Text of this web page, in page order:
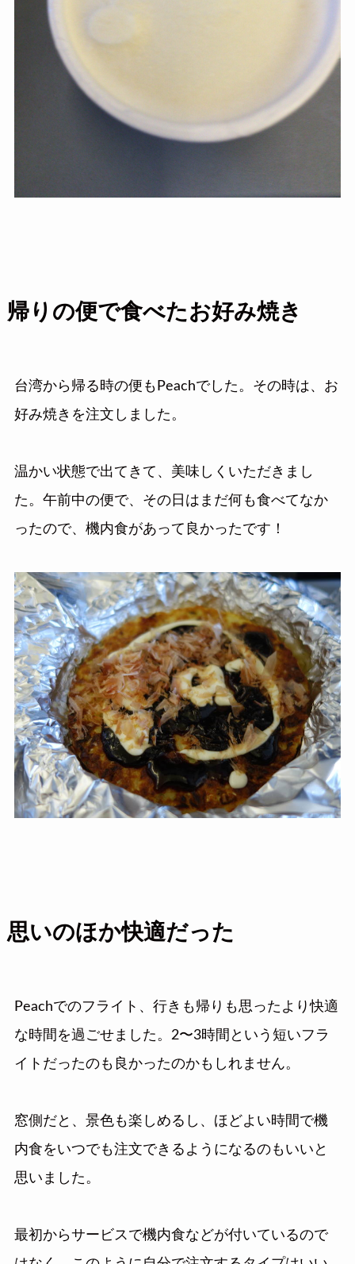
帰りの便で食べたお好み焼き
台湾から帰る時の便もPeachでした。その時は、お
好み焼きを注文しました。
温かい状態で出てきて、美味しくいただきまし
た。午前中の便で、その日はまだ何も食べてなか
ったので、機内食があって良かったです！
思いのほか快適だった
Peachでのフライト、行きも帰りも思ったより快適
な時間を過ごせました。2〜3時間という短いフラ
イトだったのも良かったのかもしれません。
窓側だと、景色も楽しめるし、ほどよい時間で機
内食をいつでも注文できるようになるのもいいと
思いました。
最初からサービスで機内食などが付いているので